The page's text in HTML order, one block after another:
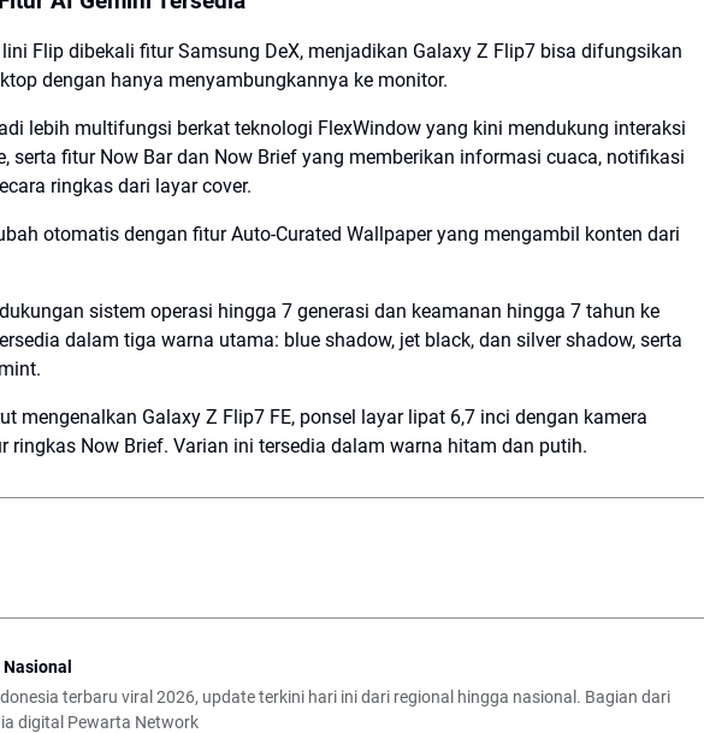
Flip dibekali fiturSamsung DeX, menjadikan Galaxy Z Flip7 bisa difungsikan
dengan hanya menyambungkannya ke monitor.
lebih multifungsi berkat teknologi FlexWindow yang kini mendukung interaksi
, serta fitur Now Bardan Now Brief yang memberikan informasi cuaca, notifikasi
ringkas dari layar cover.
otomatis dengan fiturAuto-Curated Wallpaperyang mengambil konten dari
sistem operasi hingga 7 generasi dan keamanan hingga 7 tahun ke
dalam tiga warna utama: blue shadow, jet black, dan silver shadow, serta
mint.
mengenalkan Galaxy Z Flip7 FE, ponsel layar lipat 6,7 inci dengan kamera
ringkas Now Brief. Varian ini tersedia dalam warna hitam dan putih.
terbaru viral 2026, update terkini hari ini dari regional hingga nasional. Bagian dari
digital Pewarta Network